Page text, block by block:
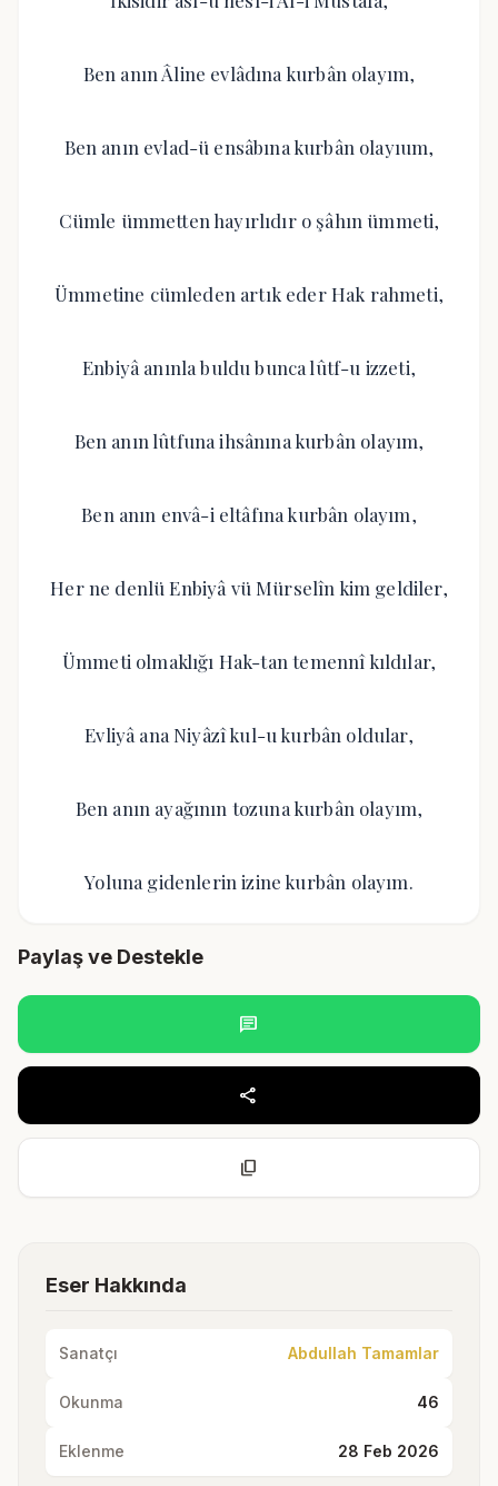
Ben anın Âline evlâdına kurbân olayım,
Ben anın evlad-ü ensâbına kurbân olayıum,
Cümle ümmetten hayırlıdır o şâhın ümmeti,
Ümmetine cümleden artık eder Hak rahmeti,
Enbiyâ anınla buldu bunca lûtf-u izzeti,
Ben anın lûtfuna ihsânına kurbân olayım,
Ben anın envâ-i eltâfına kurbân olayım,
Her ne denlü Enbiyâ vü Mürselîn kim geldiler,
Ümmeti olmaklığı Hak-tan temennî kıldılar,
Evliyâ ana Niyâzî kul-u kurbân oldular,
Ben anın ayağının tozuna kurbân olayım,
Yoluna gidenlerin izine kurbân olayım.
Paylaş ve Destekle
chat
share
content_copy
Eser Hakkında
Sanatçı Abdullah Tamamlar
Okunma 46
Eklenme 28 Feb 2026